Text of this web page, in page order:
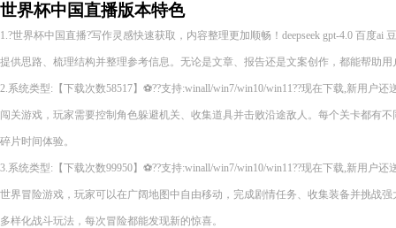
世界杯中国直播版本特色
1.?世界杯中国直播?写作灵感快速获取，内容整理更加顺畅！deepseek gpt-4.0 百度ai
提供思路、梳理结构并整理参考信息。无论是文章、报告还是文案创作，都能帮助用
2.系统类型:【下载次数58517】⚽??支持:winall/win7/win10/win11??现在下载,新用户
闯关游戏，玩家需要控制角色躲避机关、收集道具并击败沿途敌人。每个关卡都有
碎片时间体验。
3.系统类型:【下载次数99950】⚽??支持:winall/win7/win10/win11??现在下载,新用户
世界冒险游戏，玩家可以在广阔地图中自由移动，完成剧情任务、收集装备并挑战
多样化战斗玩法，每次冒险都能发现新的惊喜。